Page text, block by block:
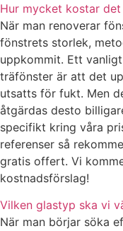
Hur mycket kostar
När man renoverar
fönstrets storlek,
uppkommit. Ett
träfönster är att det
utsatts för fukt. Men
åtgärdas desto
specifikt kring våra
referenser så
gratis offert. Vi
kostnadsförslag!
Vilken glastyp ska vi
När man börjar söka